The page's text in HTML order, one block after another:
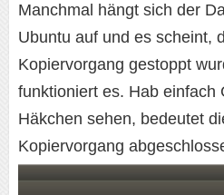
Manchmal hängt sich der
Ubuntu auf und es scheint,
Kopiervorgang gestoppt
funktioniert es. Hab einfach
Häkchen sehen, bedeutet
Kopiervorgang